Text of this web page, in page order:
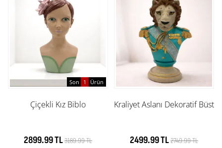
Son 1 Ürün
Çiçekli Kız Biblo
2899.99 TL3189.99 TL
Kraliyet Aslanı Dekoratif Büst
2499.99 TL2749.99 TL